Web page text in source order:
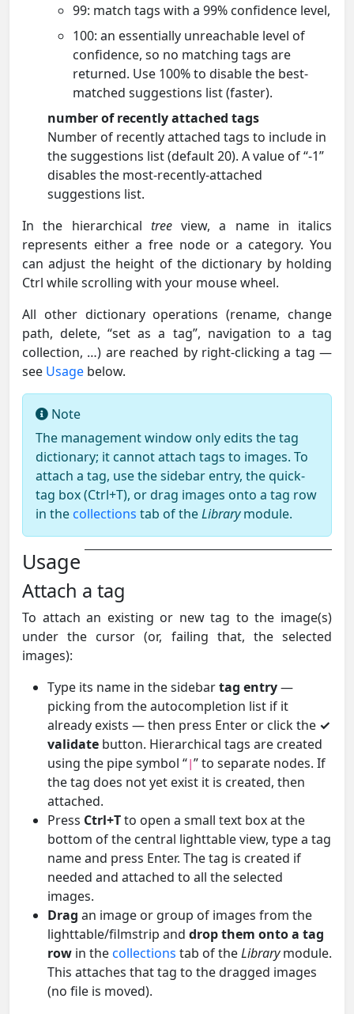
99: match tags with a 99% confidence level,
100: an essentially unreachable level of
confidence, so no matching tags are
returned. Use 100% to disable the best-
matched suggestions list (faster).
number of recently attached tags
Number of recently attached tags to include in
the suggestions list (default 20). A value of “-1”
disables the most-recently-attached
suggestions list.
In the hierarchical treeview, a name in italics
represents either a free node or a category. You
can adjust the height of the dictionary by holding
Ctrl while scrolling with your mouse wheel.
All other dictionary operations (rename, change
path, delete, “set as a tag”, navigation to a tag
collection, …) are reached by right-clicking a tag —
see Usage below.
Note
The management window only edits the tag
dictionary; it cannot attach tags to images. To
attach a tag, use the sidebar entry, the quick-
tag box (Ctrl+T), or drag images onto a tag row
in the collections tab of theLibrarymodule.
Usage
Attach a tag
To attach an existing or new tag to the image(s)
under the cursor (or, failing that, the selected
images):
Type its name in the sidebartag entry—
picking from the autocompletion list if it
already exists — then press Enter or click the ✓
validate button. Hierarchical tags are created
using the pipe symbol “ ” to separate nodes. If
the tag does not yet exist it is created, then
attached.
Press Ctrl+Tto open a small text box at the
bottom of the central lighttable view, type a tag
name and press Enter. The tag is created if
needed and attached to all the selected
images.
Drag an image or group of images from the
lighttable/filmstrip and drop them onto a tag
row in thecollections tab of theLibrarymodule.
This attaches that tag to the dragged images
(no file is moved).